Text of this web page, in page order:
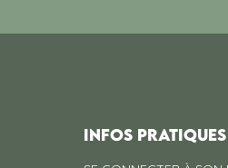
INFOS PRATIQUES